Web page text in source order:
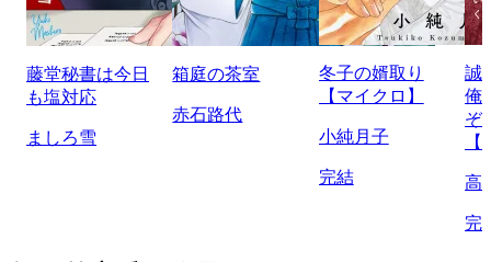
藤堂秘書は今日
も塩対応
ましろ雪
箱庭の茶室
赤石路代
冬子の婿取り
【マイクロ】
小純月子
完結
誠
俺
ぞ
高
完